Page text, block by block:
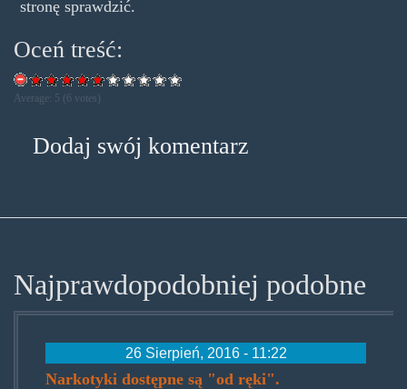
stronę sprawdzić.
Oceń treść:
Average: 5 ( 6 votes)
Dodaj swój komentarz
Najprawdopodobniej podobne
26 Sierpień, 2016 - 11:22
Narkotyki dostępne są "od ręki".